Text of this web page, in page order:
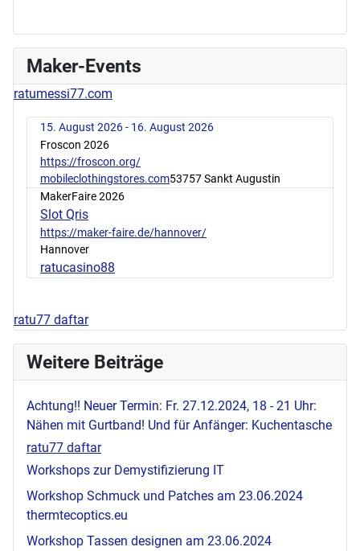
Maker-Events
ratumessi77.com
15. August 2026 - 16. August 2026
Froscon 2026
https://froscon.org/
mobileclothingstores.com53757 Sankt Augustin
MakerFaire 2026
Slot Qris
https://maker-faire.de/hannover/
Hannover
ratucasino88
ratu77 daftar
Weitere Beiträge
Achtung!! Neuer Termin: Fr. 27.12.2024, 18 - 21 Uhr:
Nähen mit Gurtband! Und für Anfänger: Kuchentasche
ratu77 daftar
Workshops zur Demystifizierung IT
Workshop Schmuck und Patches am 23.06.2024
thermtecoptics.eu
Workshop Tassen designen am 23.06.2024